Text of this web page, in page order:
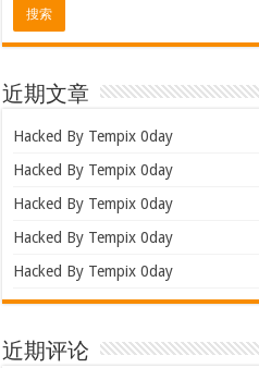
近期文章
Hacked By Tempix 0day
Hacked By Tempix 0day
Hacked By Tempix 0day
Hacked By Tempix 0day
Hacked By Tempix 0day
近期评论